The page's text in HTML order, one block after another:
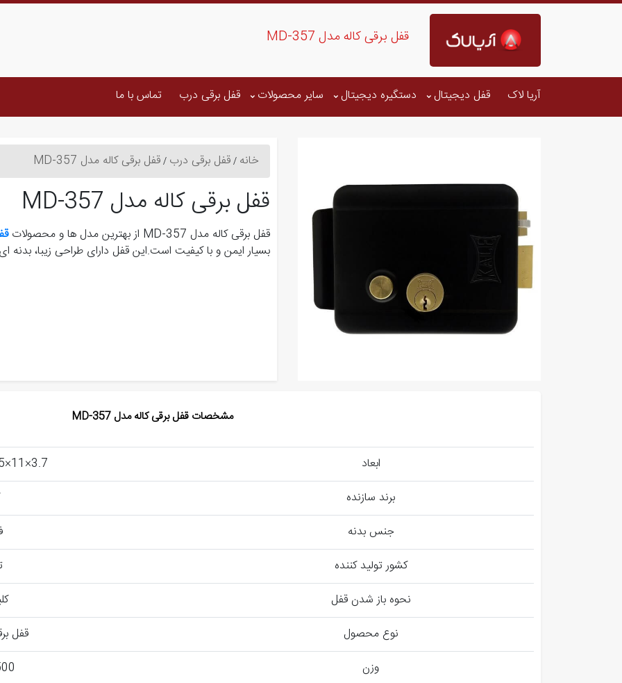
قفل برقی کاله مدل MD-357
آریا لاک قفل دیجیتال دستگیره دیجیتال سایر محصولات قفل برقی درب تماس با ما
خانه قفل برقی درب قفل برقی کاله مدل MD-357
قفل برقی کاله مدل MD-357
قفل برقی کاله مدل MD-357 از بهترین مدل ها و محصولات
بسیار ایمن و با کیفیت است.این قفل دارای طراحی زیبا،
مشخصات قفل برقی کاله مدل MD-357
ابعاد
3.7×11×13.5 سانتی‌متر
برند سازنده
جنس بدنه
کشور تولید کننده
نحوه باز شدن قفل
نوع محصول
قفل
وزن